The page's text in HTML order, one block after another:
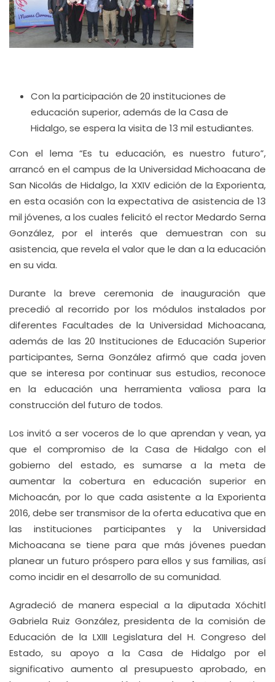
Con la participación de 20 instituciones de
educación superior, además de la Casa de
Hidalgo, se espera la visita de 13 mil estudiantes.
Con el lema “Es tu educación, es nuestro futuro”,
arrancó en el campus de la Universidad Michoacana de
San Nicolás de Hidalgo, la XXIV edición de la Exporienta,
en esta ocasión con la expectativa de asistencia de 13
mil jóvenes, a los cuales felicitó el rector Medardo Serna
González, por el interés que demuestran con su
asistencia, que revela el valor que le dan a la educación
en su vida.
Durante la breve ceremonia de inauguración que
precedió al recorrido por los módulos instalados por
diferentes Facultades de la Universidad Michoacana,
además de las 20 Instituciones de Educación Superior
participantes, Serna González afirmó que cada joven
que se interesa por continuar sus estudios, reconoce
en la educación una herramienta valiosa para la
construcción del futuro de todos.
Los invitó a ser voceros de lo que aprendan y vean, ya
que el compromiso de la Casa de Hidalgo con el
gobierno del estado, es sumarse a la meta de
aumentar la cobertura en educación superior en
Michoacán, por lo que cada asistente a la Exporienta
2016, debe ser transmisor de la oferta educativa que en
las instituciones participantes y la Universidad
Michoacana se tiene para que más jóvenes puedan
planear un futuro próspero para ellos y sus familias, así
como incidir en el desarrollo de su comunidad.
Agradeció de manera especial a la diputada Xóchitl
Gabriela Ruiz González, presidenta de la comisión de
Educación de la LXIII Legislatura del H. Congreso del
Estado, su apoyo a la Casa de Hidalgo por el
significativo aumento al presupuesto aprobado, en